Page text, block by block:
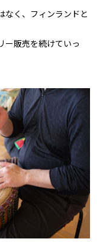
なく、フィンランドと
ー販売を続けていっ